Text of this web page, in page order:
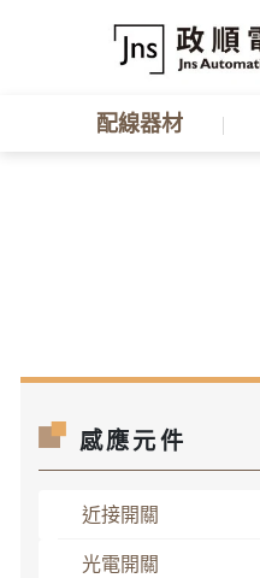
配線器材
感應元件
近接開關
光電開關